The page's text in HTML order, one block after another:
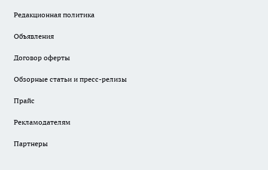
Редакционная политика
Объявления
Договор оферты
Обзорные статьи и пресс-релизы
Прайс
Рекламодателям
Партнеры